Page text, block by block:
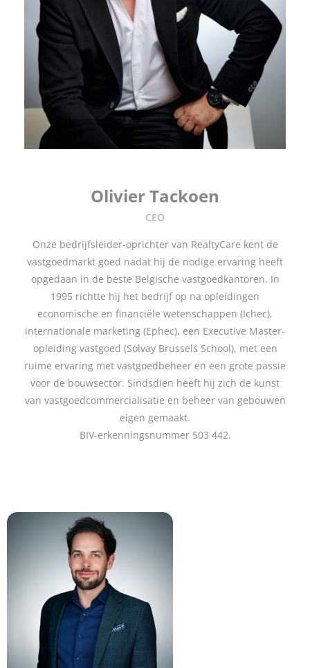
Olivier Tackoen
CEO
Onze bedrijfsleider-oprichter van RealtyCare kent de
vastgoedmarkt goed nadat hij de nodige ervaring heeft
opgedaan in de beste Belgische vastgoedkantoren. In
1995 richtte hij het bedrijf op na opleidingen
economische en financiële wetenschappen (Ichec),
internationale marketing (Ephec), een Executive Master-
opleiding vastgoed (Solvay Brussels School), met een
ruime ervaring met vastgoedbeheer en een grote passie
voor de bouwsector. Sindsdien heeft hij zich de kunst
van vastgoedcommercialisatie en beheer van gebouwen
eigen gemaakt.
BIV-erkenningsnummer 503 442.